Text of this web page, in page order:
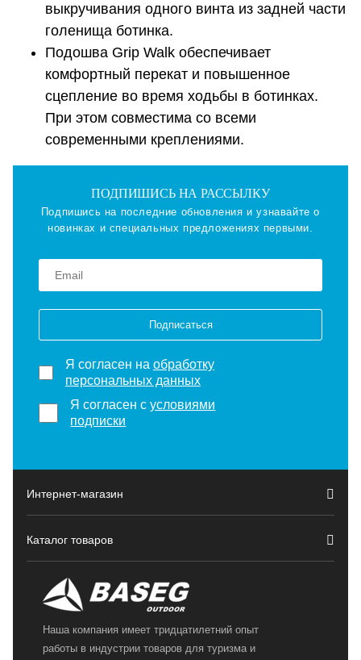
выкручивания одного винта из задней части
голенища ботинка.
Подошва Grip Walk обеспечивает
комфортный перекат и повышенное
сцепление во время ходьбы в ботинках.
При этом совместима со всеми
современными креплениями.
ПОДПИШИСЬ НА РАССЫЛКУ
Подпишись на последние обновления и узнавайте о
новинках и специальных предложениях первыми.
Подписаться
Я согласен на обработку
персональных данных
Я согласен сусловиями
подписки
Интернет-магазин
Каталог товаров
Наша компания имеет тридцатилетний опыт
работы в индустрии товаров для туризма и